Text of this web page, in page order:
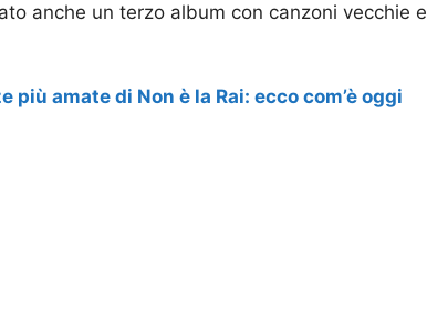
anche un terzo album con canzoni vecchie e
più amate di Non è la Rai: ecco com’è oggi